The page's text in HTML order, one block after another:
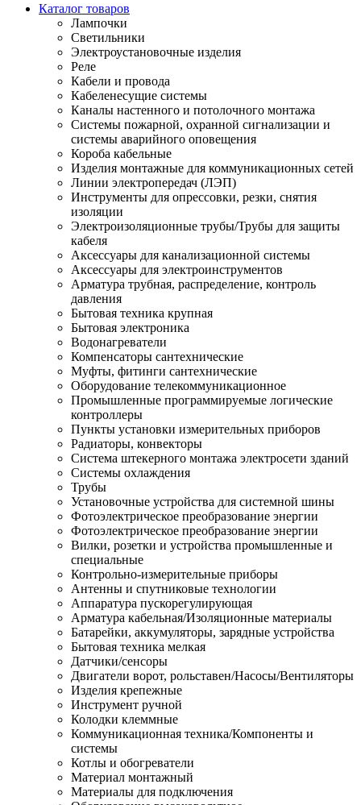
Каталог товаров
Лампочки
Светильники
Электроустановочные изделия
Реле
Кабели и провода
Кабеленесущие системы
Каналы настенного и потолочного монтажа
Системы пожарной, охранной сигнализации и
системы аварийного оповещения
Короба кабельные
Изделия монтажные для коммуникационных сетей
Линии электропередач (ЛЭП)
Инструменты для опрессовки, резки, снятия
изоляции
Электроизоляционные трубы/Трубы для защиты
кабеля
Аксессуары для канализационной системы
Аксессуары для электроинструментов
Арматура трубная, распределение, контроль
давления
Бытовая техника крупная
Бытовая электроника
Водонагреватели
Компенсаторы сантехнические
Муфты, фитинги сантехнические
Оборудование телекоммуникационное
Промышленные программируемые логические
контроллеры
Пункты установки измерительных приборов
Радиаторы, конвекторы
Система штекерного монтажа электросети зданий
Системы охлаждения
Трубы
Установочные устройства для системной шины
Фотоэлектрическое преобразование энергии
Фотоэлектрическое преобразование энергии
Вилки, розетки и устройства промышленные и
специальные
Контрольно-измерительные приборы
Антенны и спутниковые технологии
Аппаратура пускорегулирующая
Арматура кабельная/Изоляционные материалы
Батарейки, аккумуляторы, зарядные устройства
Бытовая техника мелкая
Датчики/сенсоры
Двигатели ворот, рольставен/Насосы/Вентиляторы
Изделия крепежные
Инструмент ручной
Колодки клеммные
Коммуникационная техника/Компоненты и
системы
Котлы и обогреватели
Материал монтажный
Материалы для подключения